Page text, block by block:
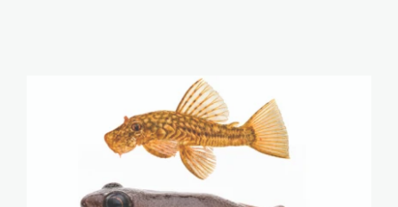
especies-descubiertas
—iiap